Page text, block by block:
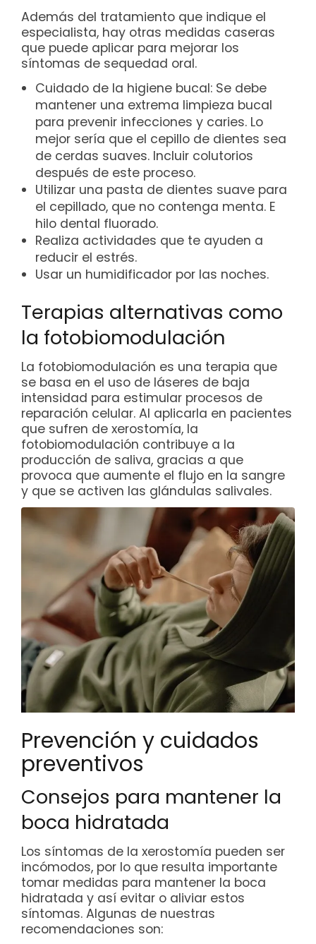
Además del tratamiento que indique el
especialista, hay otras medidas caseras
que puede aplicar para mejorar los
síntomas de sequedad oral.
Cuidado de la higiene bucal: Se debe
mantener una extrema limpieza bucal
para prevenir infecciones y caries. Lo
mejor sería que el cepillo de dientes sea
de cerdas suaves. Incluir colutorios
después de este proceso.
Utilizar una pasta de dientes suave para
el cepillado, que no contenga menta. E
hilo dental fluorado.
Realiza actividades que te ayuden a
reducir el estrés.
Usar un humidificador por las noches.
Terapias alternativas como
la fotobiomodulación
La fotobiomodulación es una terapia que
se basa en el uso de láseres de baja
intensidad para estimular procesos de
reparación celular. Al aplicarla en pacientes
que sufren de xerostomía, la
fotobiomodulación contribuye a la
producción de saliva, gracias a que
provoca que aumente el flujo en la sangre
y que se activen las glándulas salivales.
Prevención y cuidados
preventivos
Consejos para mantener la
boca hidratada
Los síntomas de la xerostomía pueden ser
incómodos, por lo que resulta importante
tomar medidas para mantener la boca
hidratada y así evitar o aliviar estos
síntomas. Algunas de nuestras
recomendaciones son: